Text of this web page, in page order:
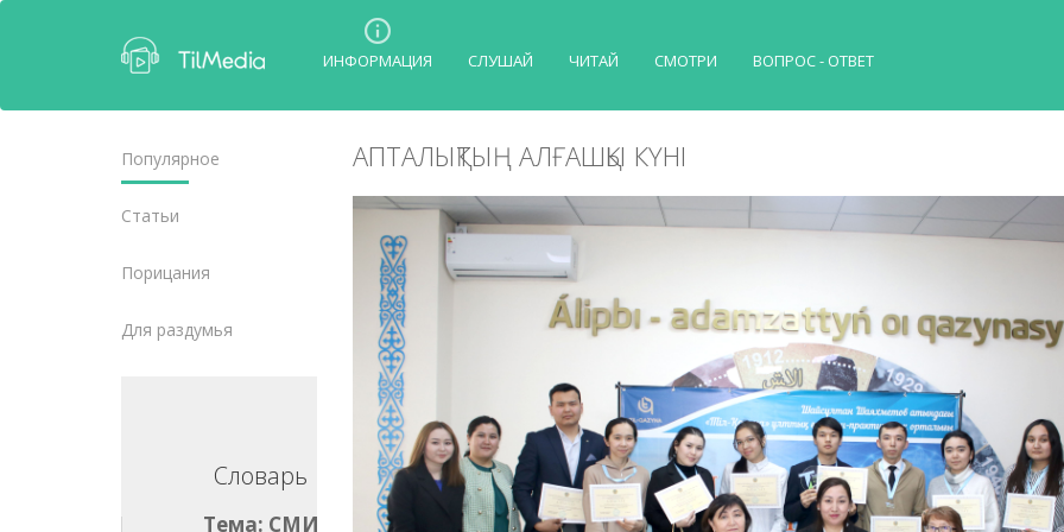
ИНФОРМАЦИЯ СЛУШАЙ ЧИТАЙ СМОТРИ ВОПРОС - ОТВЕТ
Популярное
Статьи
Порицания
Для раздумья
Словарь
Тема: СМИ
АПТАЛЫҚТЫҢ АЛҒАШҚЫ КҮНІ